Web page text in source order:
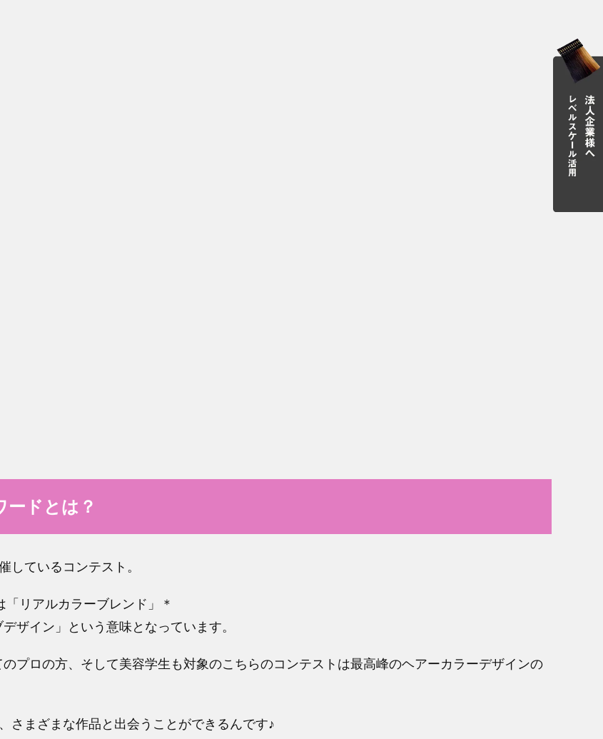
ドとは？
しているコンテスト。
リアルカラーブレンド」＊
ザイン」という意味となっています。
プロの方、そして美容学生も対象のこちらのコンテストは最高峰のヘアーカラーデザインの
さまざまな作品と出会うことができるんです♪